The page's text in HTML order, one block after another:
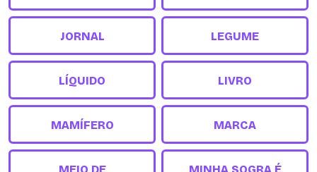
JORNAL LEGUME
LÍQUIDO LIVRO
MAMÍFERO MARCA